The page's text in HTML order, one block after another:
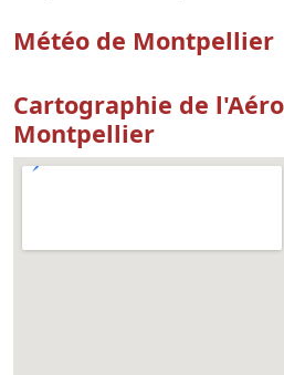
Météo de Montpellier
Cartographie de
Montpellier